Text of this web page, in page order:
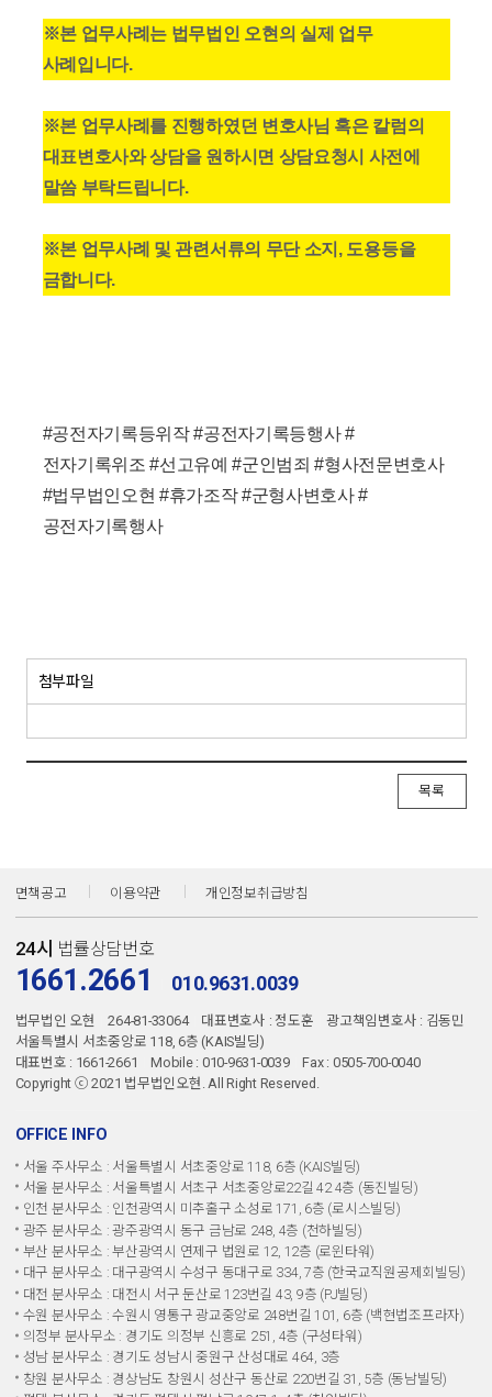
※본 업무사례는 법무법인 오현의 실제 업무
사례입니다.
※본 업무사례를 진행하였던 변호사님 혹은 칼럼의
대표변호사와 상담을 원하시면 상담요청시 사전에
말씀 부탁드립니다.
※본 업무사례 및 관련서류의 무단 소지, 도용등을
금합니다.
#공전자기록등위작 #공전자기록등행사 #
전자기록위조 #선고유예 #군인범죄 #형사전문변호사
#법무법인오현 #휴가조작 #군형사변호사 #
공전자기록행사
첨부파일
목록
면책공고 이용약관 개인정보취급방침
24시 법률상담번호
1661.2661 010.9631.0039
법무법인 오현 264-81-33064 대표변호사 : 정도훈
광고책임변호사 : 김동민
서울특별시 서초중앙로 118, 6층 (KAIS빌딩)
대표번호 : 1661-2661
Mobile : 010-9631-0039
Fax : 0505-700-0040
Copyright ⓒ 2021 법무법인오현. All Right Reserved.
OFFICE INFO
서울 주사무소 : 서울특별시 서초중앙로 118, 6층 (KAIS빌딩)
서울 분사무소 : 서울특별시 서초구 서초중앙로22길 42 4층 (동진빌딩)
인천 분사무소 : 인천광역시 미추홀구 소성로 171, 6층 (로시스빌딩)
광주 분사무소 : 광주광역시 동구 금남로 248, 4층 (천하빌딩)
부산 분사무소 : 부산광역시 연제구 법원로 12, 12층 (로윈타워)
대구 분사무소 : 대구광역시 수성구 동대구로 334, 7층 (한국교직원공제회빌딩)
대전 분사무소 : 대전시 서구 둔산로 123번길 43, 9층 (PJ빌딩)
수원 분사무소 : 수원시 영통구 광교중앙로 248번길 101, 6층 (백현법조프라자)
의정부 분사무소 : 경기도 의정부 신흥로 251, 4층 (구성타워)
성남 분사무소 : 경기도 성남시 중원구 산성대로 464, 3층
창원 분사무소 : 경상남도 창원시 성산구 동산로 220번길 31, 5층 (동남빌딩)